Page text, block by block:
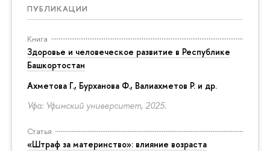
ПУБЛИКАЦИИ
Книга
Здоровье и человеческое развитие в Республике
Башкортостан
Ахметова Г., Бурханова Ф., Валиахметов Р. и др.
Уфа: Уфимский университет, 2025.
Статья
«Штраф за материнство»: влияние возраста